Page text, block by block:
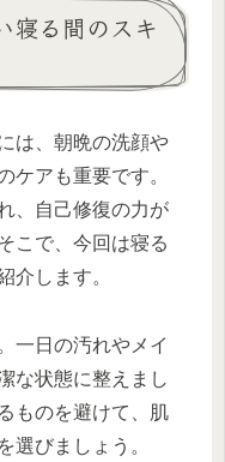
寝る間のスキ
は、朝晩の洗顔や
ケアも重要です。
、自己修復の力が
こで、今回は寝る
介します。
一日の汚れやメイ
な状態に整えまし
ものを避けて、肌
選びましょう。